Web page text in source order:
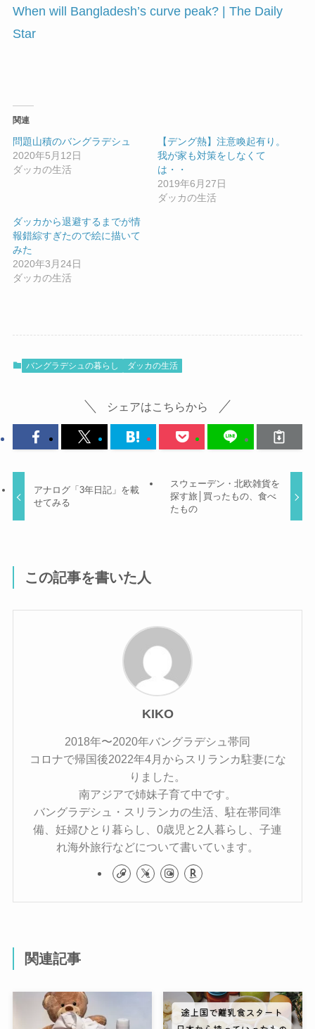
When will Bangladesh’s curve peak? | The Daily
Star
関連
問題山積のバングラデシュ
2020年5月12日
ダッカの生活
【デング熱】注意喚起有り。
我が家も対策をしなくて
は・・
2019年6月27日
ダッカの生活
ダッカから退避するまでが情
報錯綜すぎたので絵に描いて
みた
2020年3月24日
ダッカの生活
バングラデシュの暮らし ダッカの生活
シェアはこちらから
アナログ「3年日記」を載
せてみる
スウェーデン・北欧雑貨を
探す旅│買ったもの、食べ
たもの
この記事を書いた人
KIKO
2018年〜2020年バングラデシュ帯同
コロナで帰国後2022年4月からスリランカ駐妻にな
りました。
南アジアで姉妹子育て中です。
バングラデシュ・スリランカの生活、駐在帯同準
備、妊婦ひとり暮らし、0歳児と2人暮らし、子連
れ海外旅行などについて書いています。
関連記事